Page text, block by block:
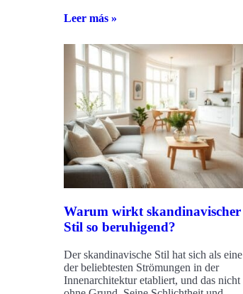
Leer más »
Warum wirkt skandinavischer
Stil so beruhigend?
Der skandinavische Stil hat sich als eine
der beliebtesten Strömungen in der
Innenarchitektur etabliert, und das nicht